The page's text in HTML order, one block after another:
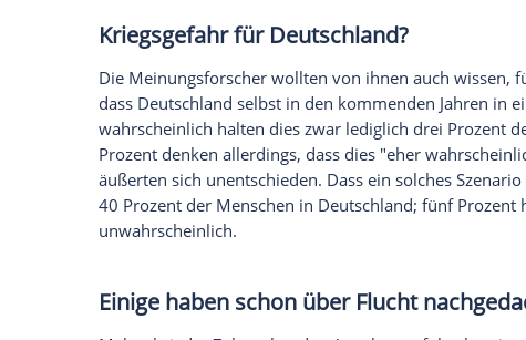
Russland vor USA und China
Die größte Gefahr für den Frieden in der
Deutschland weiterhin von Russland aus.
Ukraine im Februar 2022 zählen bei der
Prozent und 82 Prozent der Teilnehmer
nächsten Jahre die größte Gefahr, die
ausgeht.
Aktuell liegt der Wert den Angaben zufolge
46 Prozent der Menschen hierzulande für